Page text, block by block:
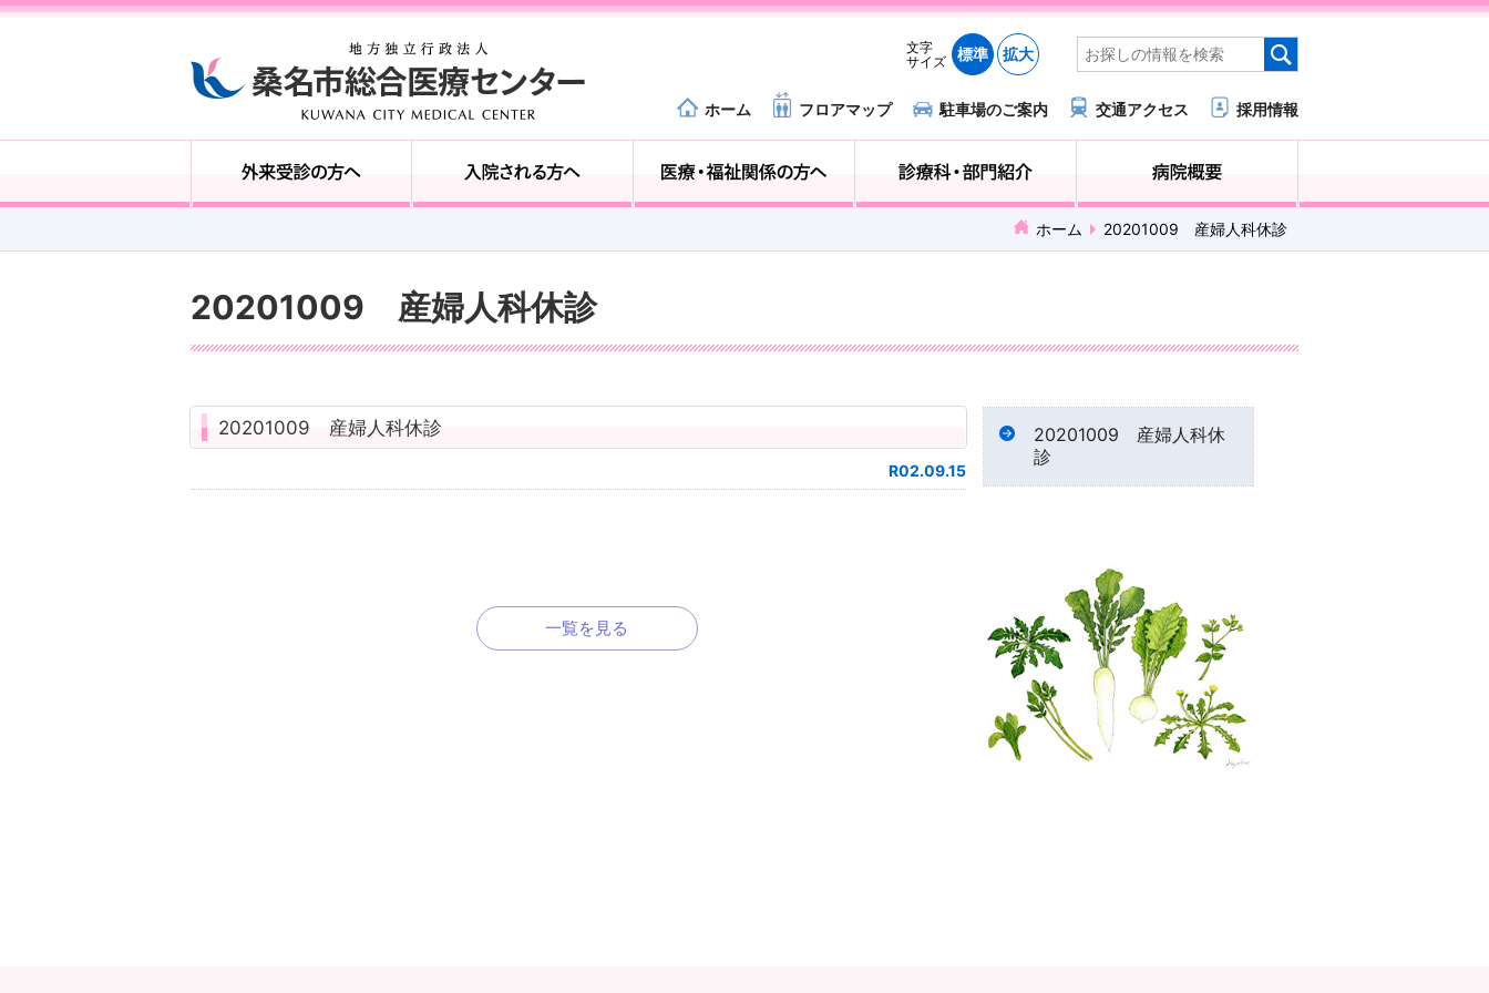
文字
サイズ
標準 拡大
ホーム フロアマップ 駐車場のご案内 交通アクセス 採用情報
ホーム 20201009 産婦人科休診
20201009 産婦人科休診
20201009 産婦人科休診
R02.09.15
一覧を見る
20201009 産婦人科休
診